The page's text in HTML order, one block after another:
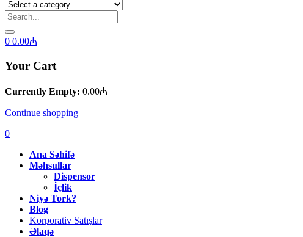
0 0.00₼
Your Cart
Currently Empty: 0.00₼
Continue shopping
0
Ana Səhifə
Məhsullar
Dispensor
İçlik
Niyə Tork?
Blog
Korporativ Satışlar
Əlaqə